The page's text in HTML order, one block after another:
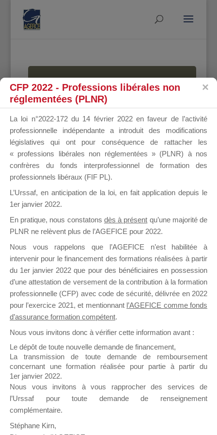
MALLETTE
DU
DIRIGEANT
Groupe Public
il y a un mois
Ce groupe est destiné aux Organismes de
Formation qui souhaitent répondre à l’Appel à
Propositions Mallette du Dirigeant.
sur lequel il est possible de laisser un message
ou poser une question.
NB : Il est nécessaire d’être
pouvoir rejoindre ce groupe
CFP 2022 - Professions libérales non
réglementées (PLNR)
La loi n°2022-172 du 14 février 2022 en faveur de l’activité
professionnelle indépendante a introduit des modifications
législatives qui ont pour conséquence de rattacher les
« professions libérales non réglementées » (PLNR) à nos
confrères du fonds interprofessionnel de formation des
professionnels libéraux (FIF PL).
L’Urssaf, en anticipation de la loi, en fait application depuis le
1er janvier 2022.
En pratique, nous constatons dès à présent qu’une majorité de
PLNR ne relèvent plus de l’AGEFICE pour 2022.
Nous vous rappelons que l’AGEFICE n’est habilitée à
intervenir pour le financement des formations réalisées à partir
du 1er janvier 2022 que pour des bénéficiaires en possession
d’une attestation de versement de la contribution à la formation
professionnelle (CFP) avec code de sécurité, délivrée en 2022
pour l’exercice 2021, et mentionnant l’AGEFICE comme fonds
d’assurance formation compétent.
Nous vous invitons donc à vérifier cette information avant :
Le dépôt de toute nouvelle demande de financement,
La transmission de toute demande de remboursement
concernant une formation réalisée pour partie à partir du
1er janvier 2022.
Nous vous invitons à vous rapprocher des services de
l’Urssaf pour toute demande de renseignement
complémentaire.
Stéphane Kirn,